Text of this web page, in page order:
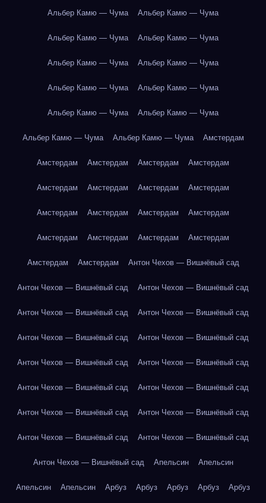
Альбер Камю — Чума Альбер Камю — Чума
Альбер Камю — Чума Альбер Камю — Чума
Альбер Камю — Чума Альбер Камю — Чума
Альбер Камю — Чума Альбер Камю — Чума
Альбер Камю — Чума Альбер Камю — Чума
Альбер Камю — Чума Альбер Камю — Чума Амстердам
Амстердам Амстердам Амстердам Амстердам
Амстердам Амстердам Амстердам Амстердам
Амстердам Амстердам Амстердам Амстердам
Амстердам Амстердам Амстердам Амстердам
Амстердам Амстердам Антон Чехов — Вишнёвый сад
Антон Чехов — Вишнёвый сад Антон Чехов — Вишнёвый сад
Антон Чехов — Вишнёвый сад Антон Чехов — Вишнёвый сад
Антон Чехов — Вишнёвый сад Антон Чехов — Вишнёвый сад
Антон Чехов — Вишнёвый сад Антон Чехов — Вишнёвый сад
Антон Чехов — Вишнёвый сад Антон Чехов — Вишнёвый сад
Антон Чехов — Вишнёвый сад Антон Чехов — Вишнёвый сад
Антон Чехов — Вишнёвый сад Антон Чехов — Вишнёвый сад
Антон Чехов — Вишнёвый сад Апельсин Апельсин
Апельсин Апельсин Арбуз Арбуз Арбуз Арбуз Арбуз